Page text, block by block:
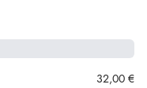
32,00 €